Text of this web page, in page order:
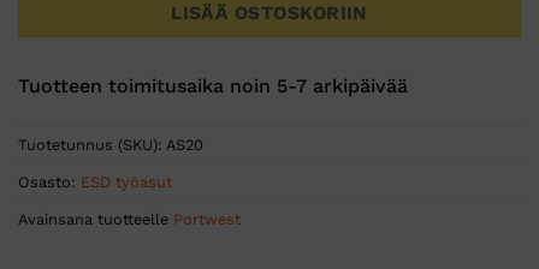
LISÄÄ OSTOSKORIIN
Tuotteen toimitusaika noin 5-7 arkipäivää
Tuotetunnus (SKU): AS20
Osasto: ESD työasut
Avainsana tuotteelle Portwest